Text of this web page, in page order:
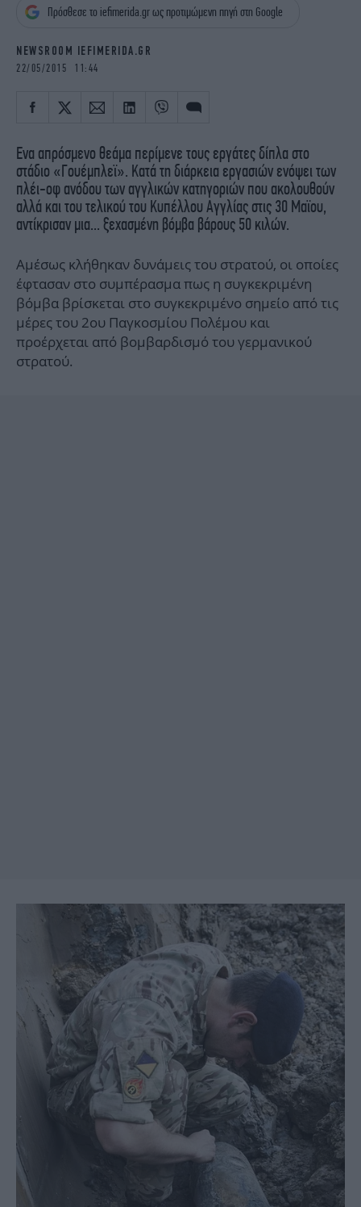
iBOOKS
ΖΩΔΙΑ
MEDIA
NEWSLETTER
Πρόσθεσε το iefimerida.gr ως προτιμώμενη πηγή στη Google
NEWSROOM IEFIMERIDA.GR
22/05/2015 11:44
Ενα απρόσμενο θεάμα περίμενε τους εργάτες δίπλα στο
στάδιο «Γουέμπλεϊ». Κατά τη διάρκεια εργασιών ενόψει των
πλέι-οφ ανόδου των αγγλικών κατηγοριών που ακολουθούν
αλλά και του τελικού του Κυπέλλου Αγγλίας στις 30 Μαϊου,
αντίκρισαν μια... ξεχασμένη βόμβα βάρους 50 κιλών.
Αμέσως κλήθηκαν δυνάμεις του στρατού, οι οποίες
έφτασαν στο συμπέρασμα πως η συγκεκριμένη
βόμβα βρίσκεται στο συγκεκριμένο σημείο από τις
μέρες του 2ου Παγκοσμίου Πολέμου και
προέρχεται από βομβαρδισμό του γερμανικού
στρατού.